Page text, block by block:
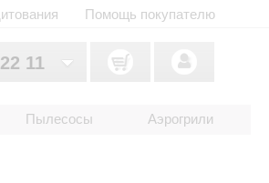
Помощь покупателю
11
Пылесосы Аэрогрили